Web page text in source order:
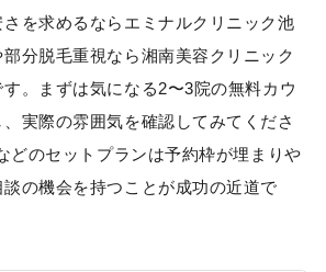
を求めるならエミナルクリニック池
分脱毛重視なら湘南美容クリニック
。まずは気になる2〜3院の無料カウ
実際の雰囲気を確認してみてくださ
どのセットプランは予約枠が埋まりや
の機会を持つことが成功の近道で